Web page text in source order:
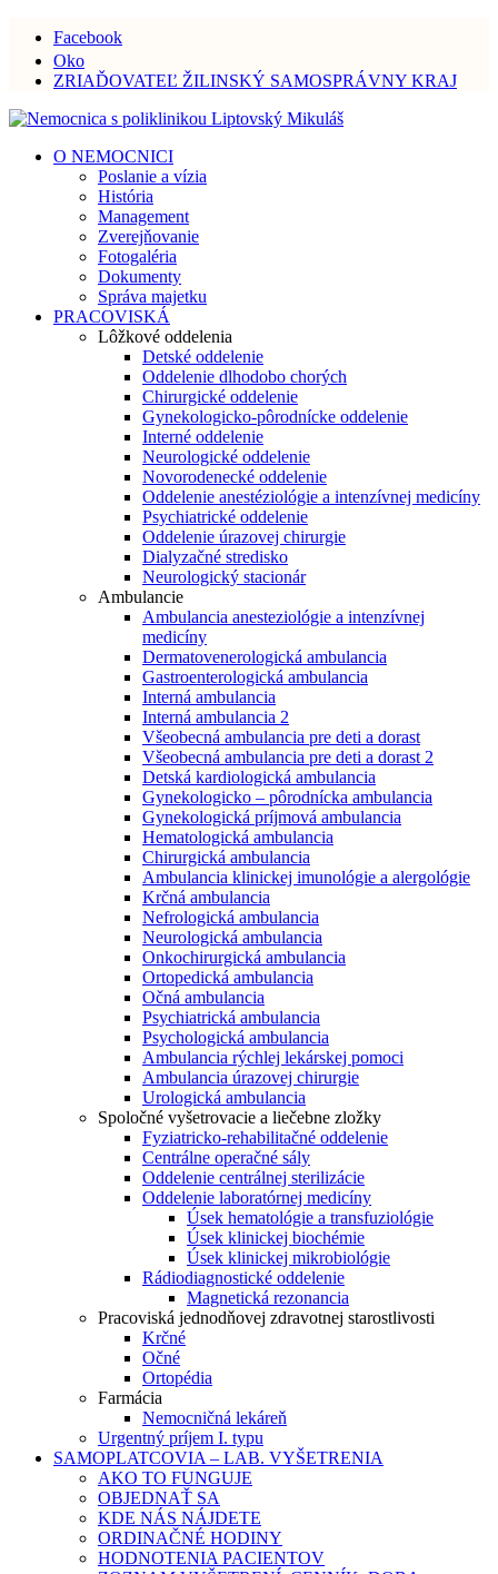
Facebook
Oko
ZRIAĎOVATEĽ ŽILINSKÝ SAMOSPRÁVNY KRAJ
O NEMOCNICI
Poslanie a vízia
História
Management
Zverejňovanie
Fotogaléria
Dokumenty
Správa majetku
PRACOVISKÁ
Lôžkové oddelenia
Detské oddelenie
Oddelenie dlhodobo chorých
Chirurgické oddelenie
Gynekologicko-pôrodnícke oddelenie
Interné oddelenie
Neurologické oddelenie
Novorodenecké oddelenie
Oddelenie anestéziológie a intenzívnej medicíny
Psychiatrické oddelenie
Oddelenie úrazovej chirurgie
Dialyzačné stredisko
Neurologický stacionár
Ambulancie
Ambulancia anesteziológie a intenzívnej
medicíny
Dermatovenerologická ambulancia
Gastroenterologická ambulancia
Interná ambulancia
Interná ambulancia 2
Všeobecná ambulancia pre deti a dorast
Všeobecná ambulancia pre deti a dorast 2
Detská kardiologická ambulancia
Gynekologicko – pôrodnícka ambulancia
Gynekologická príjmová ambulancia
Hematologická ambulancia
Chirurgická ambulancia
Ambulancia klinickej imunológie a alergológie
Krčná ambulancia
Nefrologická ambulancia
Neurologická ambulancia
Onkochirurgická ambulancia
Ortopedická ambulancia
Očná ambulancia
Psychiatrická ambulancia
Psychologická ambulancia
Ambulancia rýchlej lekárskej pomoci
Ambulancia úrazovej chirurgie
Urologická ambulancia
Spoločné vyšetrovacie a liečebne zložky
Fyziatricko-rehabilitačné oddelenie
Centrálne operačné sály
Oddelenie centrálnej sterilizácie
Oddelenie laboratórnej medicíny
Úsek hematológie a transfuziológie
Úsek klinickej biochémie
Úsek klinickej mikrobiológie
Rádiodiagnostické oddelenie
Magnetická rezonancia
Pracoviská jednodňovej zdravotnej starostlivosti
Krčné
Očné
Ortopédia
Farmácia
Nemocničná lekáreň
Urgentný príjem I. typu
SAMOPLATCOVIA – LAB. VYŠETRENIA
AKO TO FUNGUJE
OBJEDNAŤ SA
KDE NÁS NÁJDETE
ORDINAČNÉ HODINY
HODNOTENIA PACIENTOV